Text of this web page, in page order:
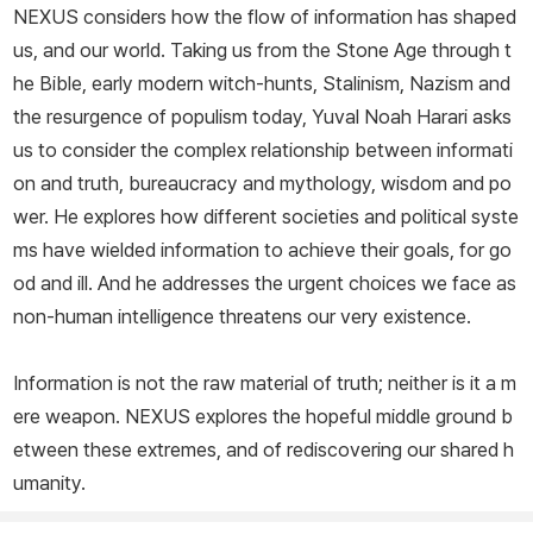
NEXUS considers how the flow of information has shaped
us, and our world. Taking us from the Stone Age through t
he Bible, early modern witch-hunts, Stalinism, Nazism and
the resurgence of populism today, Yuval Noah Harari asks
us to consider the complex relationship between informati
on and truth, bureaucracy and mythology, wisdom and po
wer. He explores how different societies and political syste
ms have wielded information to achieve their goals, for go
od and ill. And he addresses the urgent choices we face as
non-human intelligence threatens our very existence.
Information is not the raw material of truth; neither is it a m
ere weapon. NEXUS explores the hopeful middle ground b
etween these extremes, and of rediscovering our shared h
umanity.